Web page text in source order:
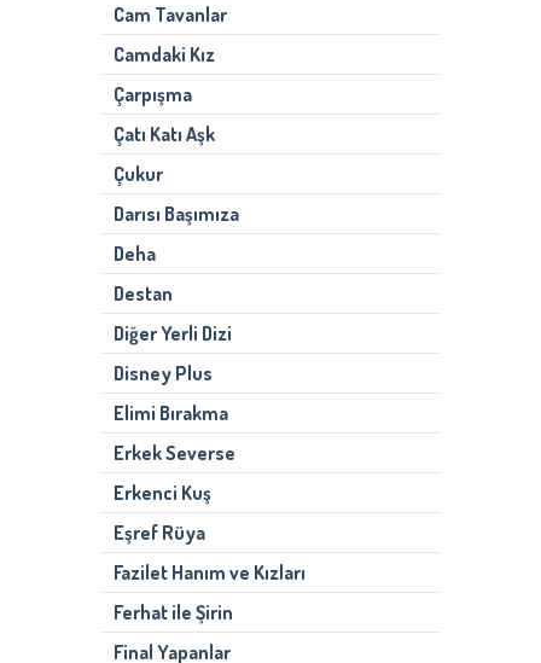
Cam Tavanlar
Camdaki Kız
Çarpışma
Çatı Katı Aşk
Çukur
Darısı Başımıza
Deha
Destan
Diğer Yerli Dizi
Disney Plus
Elimi Bırakma
Erkek Severse
Erkenci Kuş
Eşref Rüya
Fazilet Hanım ve Kızları
Ferhat ile Şirin
Final Yapanlar